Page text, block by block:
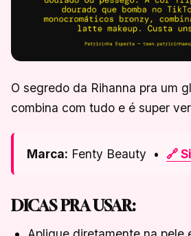
O segredo da Rihanna pra um
combina com tudo e é super
Marca: Fenty Beauty • 🔗
DICAS PRA USAR: